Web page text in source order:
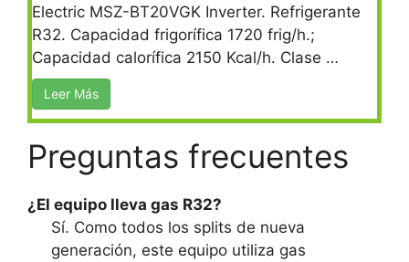
Electric MSZ-BT20VGK Inverter. Refrigerante
R32. Capacidad frigorífica 1720 frig/h.;
Capacidad calorífica 2150 Kcal/h. Clase …
Leer Más
Preguntas frecuentes
¿El equipo lleva gas R32?
Sí. Como todos los splits de nueva
generación, este equipo utiliza gas